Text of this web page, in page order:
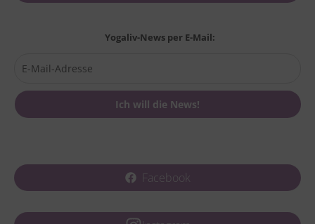
Yogaliv-News per E-Mail:
Facebook